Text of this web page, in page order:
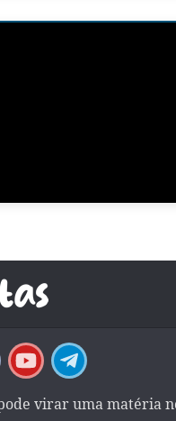
virar uma matéria